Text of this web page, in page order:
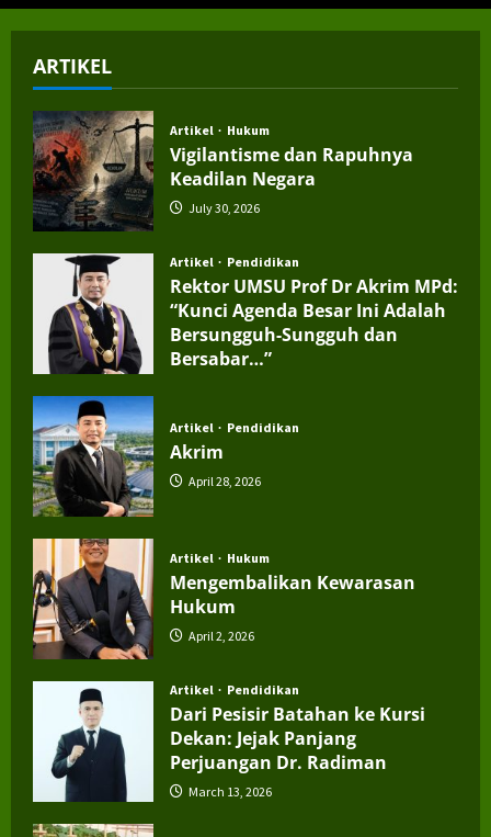
ARTIKEL
Artikel Hukum
Vigilantisme dan Rapuhnya
Keadilan Negara
July 30, 2026
Artikel Pendidikan
Rektor UMSU Prof Dr Akrim MPd:
“Kunci Agenda Besar Ini Adalah
Bersungguh-Sungguh dan
Bersabar…”
Artikel Pendidikan
Akrim
April 28, 2026
Artikel Hukum
Mengembalikan Kewarasan
Hukum
April 2, 2026
Artikel Pendidikan
Dari Pesisir Batahan ke Kursi
Dekan: Jejak Panjang
Perjuangan Dr. Radiman
March 13, 2026